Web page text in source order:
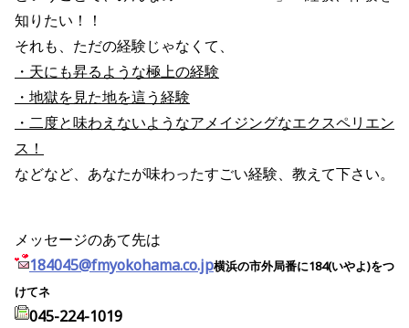
知りたい！！
それも、ただの経験じゃなくて、
・天にも昇るような極上の経験
・地獄を見た地を這う経験
・二度と味わえないようなアメイジングなエクスペリエン
ス！
などなど、あなたが味わったすごい経験、教えて下さい。
メッセージのあて先は
184045@fmyokohama.co.jp横浜の市外局番に184(いやよ)をつ
けてネ
045-224-1019